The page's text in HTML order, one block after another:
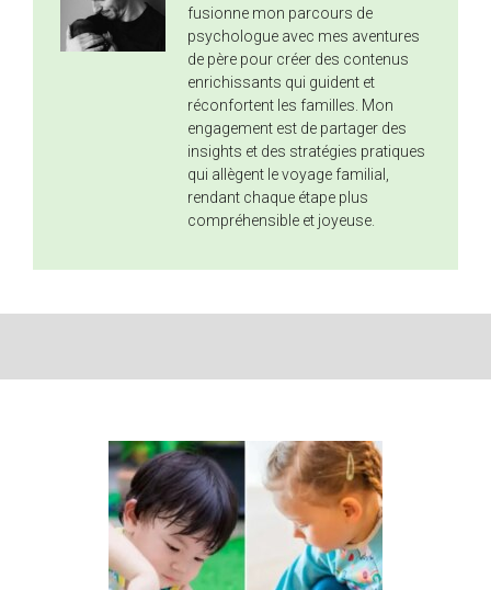
fusionne mon parcours de
psychologue avec mes aventures
de père pour créer des contenus
enrichissants qui guident et
réconfortent les familles. Mon
engagement est de partager des
insights et des stratégies pratiques
qui allègent le voyage familial,
rendant chaque étape plus
compréhensible et joyeuse.